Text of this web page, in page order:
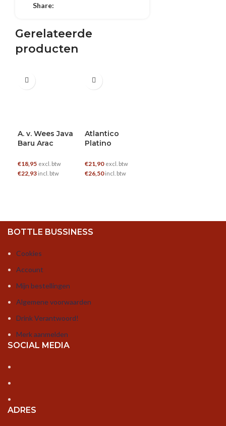
Share:
Gerelateerde
producten
0.7 L
A. v. Wees Java
Baru Arac
€18,95 excl. btw
€22,93 incl. btw
0.7 L
Atlantico
Platino
€21,90 excl. btw
€26,50incl. btw
BOTTLE BUSSINESS
Cookies
Account
Mijn bestellingen
Algemene voorwaarden
Drink Verantwoord!
Merk aanmelden
SOCIAL MEDIA
ADRES